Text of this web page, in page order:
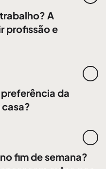
A
profissão e
da
fim de semana?